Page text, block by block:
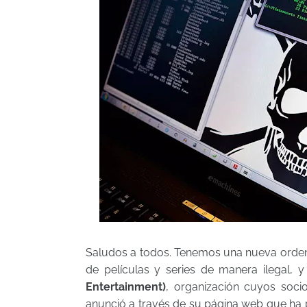
Saludos a todos. Tenemos una nueva
de películas y series de manera ilegal,
Entertainment), organización cuyos
anunció a través de su página web que